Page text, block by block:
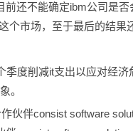
前还不能确定ibm公司是
个市场，至于最后的结果
季度削减it支出以应对经
。
伙伴consist software